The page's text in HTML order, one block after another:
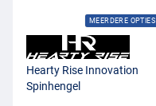
MEERDERE OPTIES
Hearty Rise Innovation
Spinhengel